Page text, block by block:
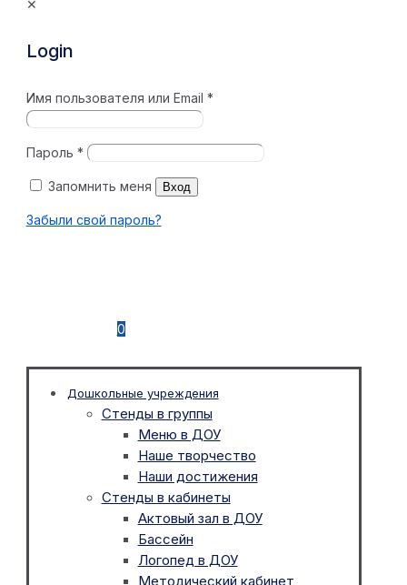
✕
Login
Имя пользователя или Email *
Пароль *
Запомнить меня Вход
Забыли свой пароль?
0
Дошкольные учреждения
Стенды в группы
Меню в ДОУ
Наше творчество
Наши достижения
Стенды в кабинеты
Актовый зал в ДОУ
Бассейн
Логопед в ДОУ
Методический кабинет